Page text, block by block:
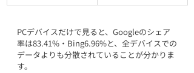
PCデバイスだけで見ると、Googleのシェア
率は83.41%・Bing6.96%と、全デバイスでの
データよりも分散されていることが分かりま
す。